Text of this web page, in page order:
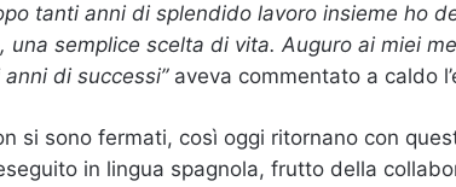
tanti anni di splendido lavoro insieme ho
una semplice scelta di vita. Auguro ai miei
di successi”aveva commentato a caldo
si sono fermati, così oggi ritornano con
in lingua spagnola, frutto della